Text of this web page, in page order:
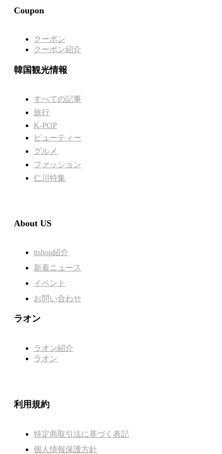
Coupon
クーポン
クーポン紹介
韓国観光情報
すべての記事
旅行
K-POP
ビューティー
グルメ
ファッション
仁川特集
About US
ttshop紹介
新着ニュース
イベント
お問い合わせ
ラオン
ラオン紹介
ラオン
利用規約
特定商取引法に基づく表記
個人情報保護方針